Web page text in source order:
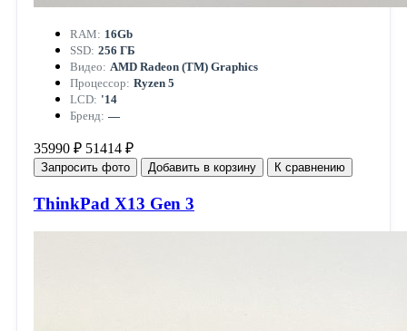
RAM: 16Gb
SSD: 256 ГБ
Видео: AMD Radeon (TM) Graphics
Процессор: Ryzen 5
LCD: '14
Бренд: —
35990 ₽ 51414 ₽
Запросить фото Добавить в корзину К сравнению
ThinkPad X13 Gen 3